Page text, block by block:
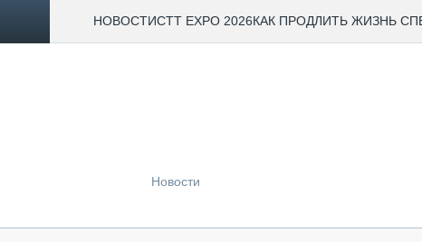
НОВОСТИCTT EXPO 2026КАК ПРОДЛИТЬ ЖИЗНЬ
Новости